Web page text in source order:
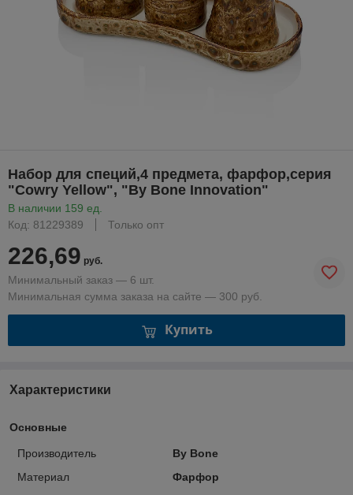
Набор для специй,4 предмета, фарфор,серия
"Cowry Yellow", "By Bone Innovation"
В наличии 159 ед.
Код: 81229389
Только опт
226,69 руб.
Минимальный заказ — 6 шт.
Минимальная сумма заказа на сайте — 300 руб.
Купить
Характеристики
Основные
Производитель
By Bone
Материал
Фарфор